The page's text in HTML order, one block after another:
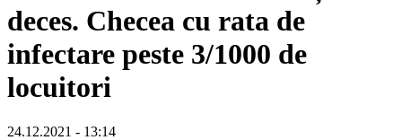
deces. Checea cu rata de
infectare peste 3/1000 de
locuitori
24.12.2021 - 13:14